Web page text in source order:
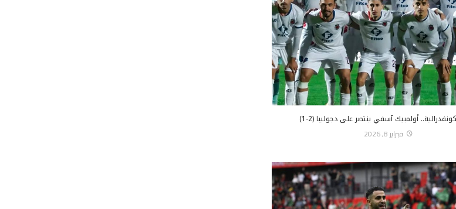
أولمبيك آسفي ينتصر على دجوليبا (2-1)
فبراير 8, 2026